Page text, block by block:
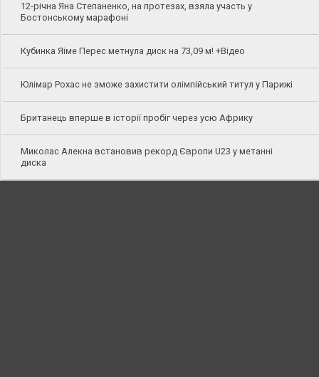
12-річна Яна Степаненко, на протезах, взяла участь у
Бостонському марафоні
Кубинка Яіме Перес метнула диск на 73,09 м! +Відео
Юлімар Рохас не зможе захистити олімпійський титул у Парижі
Британець вперше в історії пробіг через усю Африку
Миколас Алекна встановив рекорд Європи U23 у метанні
диска